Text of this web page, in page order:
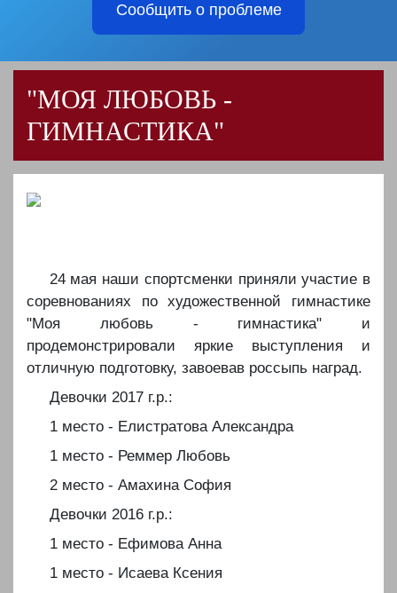
Сообщить о проблеме
"МОЯ ЛЮБОВЬ -
ГИМНАСТИКА"
️24 мая наши спортсменки приняли участие в
соревнованиях по художественной гимнастике
"Моя любовь - гимнастика" и
продемонстрировали яркие выступления и
отличную подготовку, завоевав россыпь наград.
️Девочки 2017 г.р.:
️1 место - Елистратова Александра
️1 место - Реммер Любовь
️2 место - Амахина София
️Девочки 2016 г.р.:
️1 место - Ефимова Анна
️1 место - Исаева Ксения